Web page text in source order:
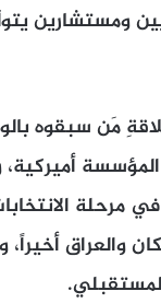
مَن سبقوه
أميركية،
مرحلة
والعراق